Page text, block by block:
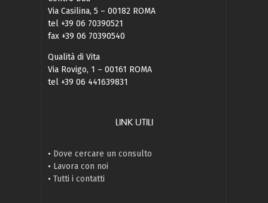
Via Casilina, 5 – 00182 ROMA
tel +39 06 70390521
fax +39 06 70390540
Qualità di Vita
Via Rovigo, 1 – 00161 ROMA
tel +39 06 441639831
LINK UTILI
• Dove cercare un consulto
• Lavora con noi
• Tutti i contatti